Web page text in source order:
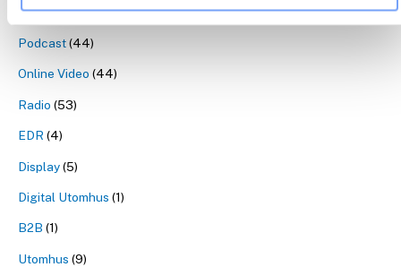
Produktion(8)
Podcast(44)
Online Video (44)
Radio (53)
EDR (4)
Display(5)
Digital Utomhus (1)
B2B (1)
Utomhus (9)